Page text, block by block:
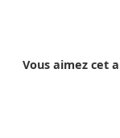
Vous aimez cet